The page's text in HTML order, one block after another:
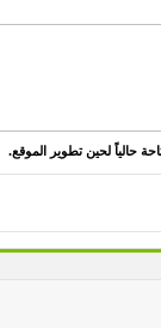
حالياً لحين تطوير الموقع.